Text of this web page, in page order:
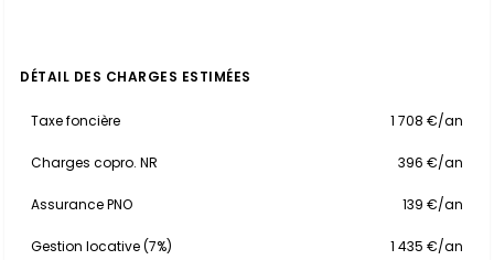
DÉTAIL DES CHARGES ESTIMÉES
Taxe foncière 1 708 €/an
Charges copro. NR 396 €/an
Assurance PNO 139 €/an
Gestion locative (7%) 1 435 €/an